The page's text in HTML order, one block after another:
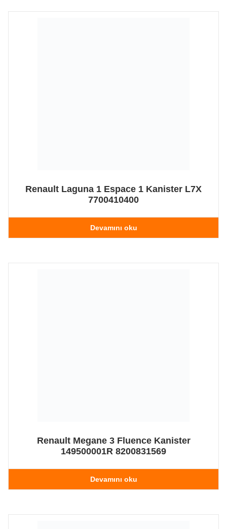
Renault Laguna 1 Espace 1 Kanister L7X
7700410400
Devamını oku
Renault Megane 3 Fluence Kanister
149500001R 8200831569
Devamını oku